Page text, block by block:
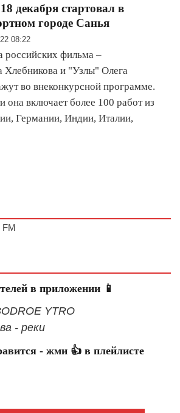
декабря стартовал в
городе Санья
08:22
российских фильма –
и "Узлы" Олега
во внеконкурсной программе.
включает более 100 работ из
Германии, Индии, Италии,
FM
в приложении 📱
YTRO
- реки
- жми 👍 в плейлисте